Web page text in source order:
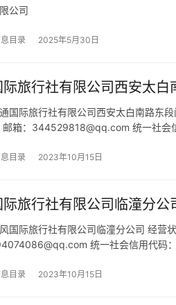
公司
目录 2025年5月30日
旅行社有限公司西安太白
国际旅行社有限公司西安太白南路东
箱：344529818@qq.com 统一社会
目录 2023年10月15日
旅行社有限公司临潼分公
国际旅行社有限公司临潼分公司 经营
统一社会信用代码
目录 2023年10月15日